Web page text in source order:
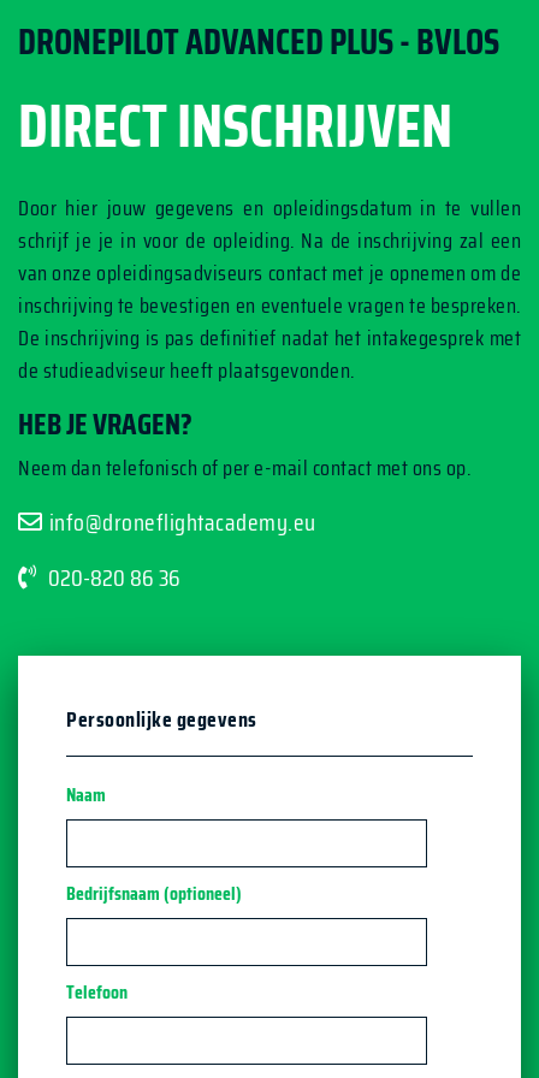
DRONEPILOT ADVANCED PLUS - BVLOS
DIRECT INSCHRIJVEN
Door hier jouw gegevens en opleidingsdatum in te vullen
schrijf je je in voor de opleiding. Na de inschrijving zal een
van onze opleidingsadviseurs contact met je opnemen om de
inschrijving te bevestigen en eventuele vragen te bespreken.
De inschrijving is pas definitief nadat het intakegesprek met
de studieadviseur heeft plaatsgevonden.
HEB JE VRAGEN?
Neem dan telefonisch of per e-mail contact met ons op.
info@droneflightacademy.eu
020-820 86 36
Persoonlijke gegevens
Naam
Bedrijfsnaam (optioneel)
Telefoon